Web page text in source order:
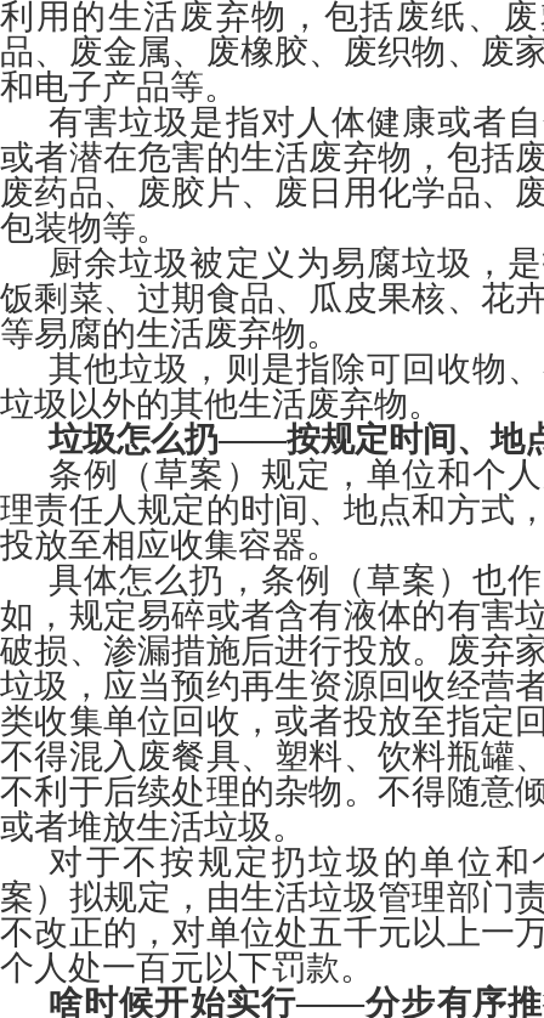
利用的生活废弃物，包括废纸、
品、废金属、废橡胶、废织物、废
和电子产品等。
有害垃圾是指对人体健康或者
或者潜在危害的生活废弃物，包括
废药品、废胶片、废日用化学品、
包装物等。
厨余垃圾被定义为易腐垃圾，
饭剩菜、过期食品、瓜皮果核、花
等易腐的生活废弃物。
其他垃圾，则是指除可回收物
垃圾以外的其他生活废弃物。
垃圾怎么扔——按规定时间、地
条例（草案）规定，单位和个
理责任人规定的时间、地点和方式
投放至相应收集容器。
具体怎么扔，条例（草案）也
如，规定易碎或者含有液体的有害
破损、渗漏措施后进行投放。废弃
垃圾，应当预约再生资源回收经营
类收集单位回收，或者投放至指定
不得混入废餐具、塑料、饮料瓶罐
不利于后续处理的杂物。不得随意
或者堆放生活垃圾。
对于不按规定扔垃圾的单位和
案）拟规定，由生活垃圾管理部门
不改正的，对单位处五千元以上一
个人处一百元以下罚款。
啥时候开始实行——分步有序